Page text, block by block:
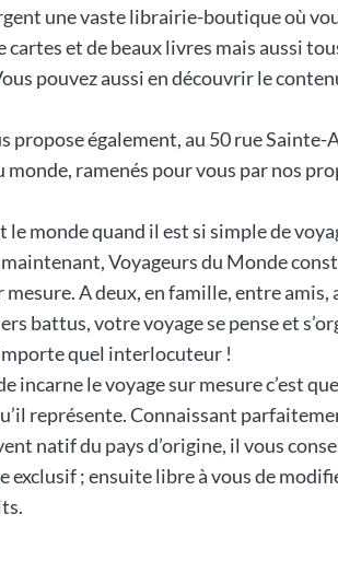
une vaste librairie-boutique où
et de beaux livres mais aussi
pouvez aussi en découvrir le
propose également, au 50 rue Sainte-
monde, ramenés pour vous par nos
monde quand il est si simple de
maintenant, Voyageurs du Monde
A deux, en famille, entre amis,
battus, votre voyage se pense et
quel interlocuteur !
incarne le voyage sur mesure c’est
représente. Connaissant
natif du pays d’origine, il vous
exclusif ; ensuite libre à vous de